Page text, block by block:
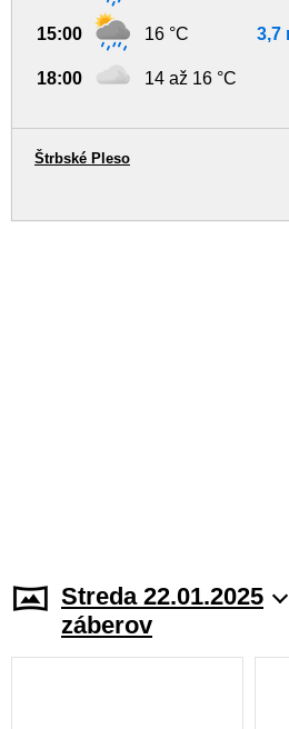
15:00 16 °C 3,7
18:00 14 až 16 °C
Štrbské Pleso
Streda 22.01.2025
záberov